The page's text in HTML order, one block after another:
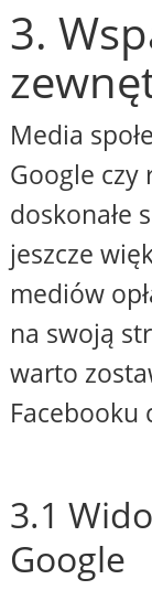
3.
Media
Google czy
doskonałe
jeszcze
mediów
na swoją
warto
Facebooku
3.1
Google